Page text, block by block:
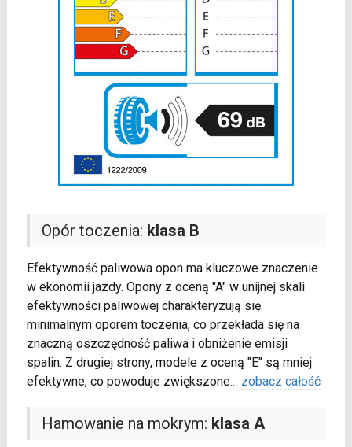
Opór toczenia: klasa B
Efektywność paliwowa opon ma kluczowe znaczenie
w ekonomii jazdy. Opony z oceną "A" w unijnej skali
efektywności paliwowej charakteryzują się
minimalnym oporem toczenia, co przekłada się na
znaczną oszczędność paliwa i obniżenie emisji
spalin. Z drugiej strony, modele z oceną "E" są mniej
efektywne, co powoduje zwiększone... zobacz całość
Hamowanie na mokrym: klasa A